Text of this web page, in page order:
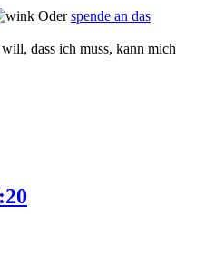
Oderspende an das
dass ich muss, kann mich